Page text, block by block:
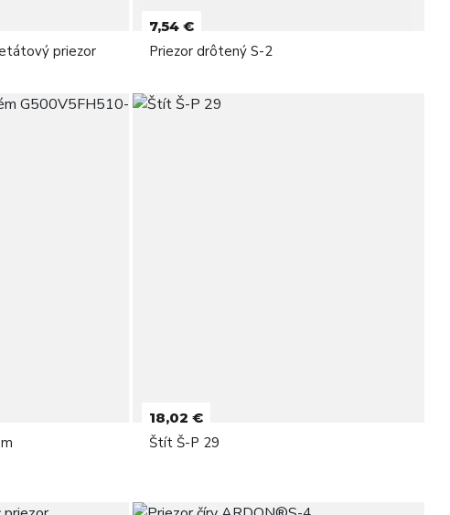
priezor
7,54 €
Priezor drôtený S-2
18,02 €
Štít Š-P 29